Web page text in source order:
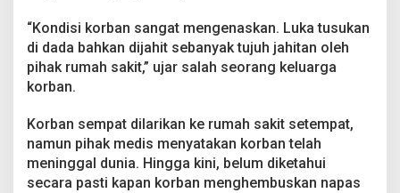
“Kondisi korban sangat mengenaskan. Luka tusukan
di dada bahkan dijahit sebanyak tujuh jahitan oleh
pihak rumah sakit,” ujar salah seorang keluarga
korban.
Korban sempat dilarikan ke rumah sakit setempat,
namun pihak medis menyatakan korban telah
meninggal dunia. Hingga kini, belum diketahui
secara pasti kapan korban menghembuskan napas